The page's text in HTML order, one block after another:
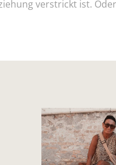
verstrickt ist.